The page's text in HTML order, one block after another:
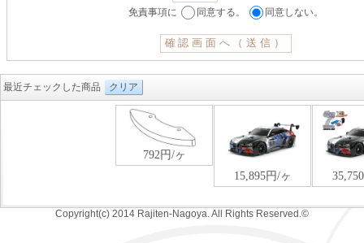
免責事項に
同意する。 同意しない。
最近チェックした商品 クリア
Copyright(c) 2014 Rajiten-Nagoya. All Rights Reserved.©